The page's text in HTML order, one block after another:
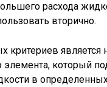
расхода
вторично.
критериев является
элемента, который
в